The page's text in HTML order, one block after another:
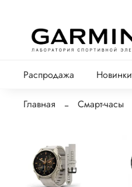
Распродажа Новинки
Главная Смарт-часы